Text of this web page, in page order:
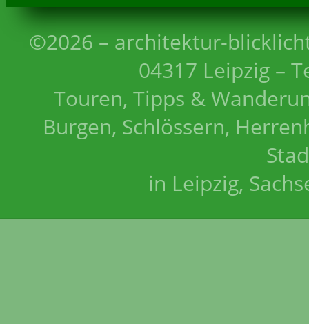
©2026 – architektur-
04317 Leipzig –
Touren, Tipps &
Burgen, Schlössern,
in Leipzig,